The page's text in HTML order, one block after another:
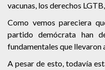
vacunas, los derechos
Como vemos pareciera
partido demócrata han
fundamentales que llevaron
A pesar de esto, todavía